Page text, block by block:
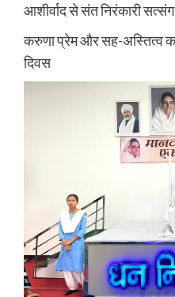
आशीर्वाद से संत निरंकारी
करुणा प्रेम और सह-अस्तित्व
दिवस